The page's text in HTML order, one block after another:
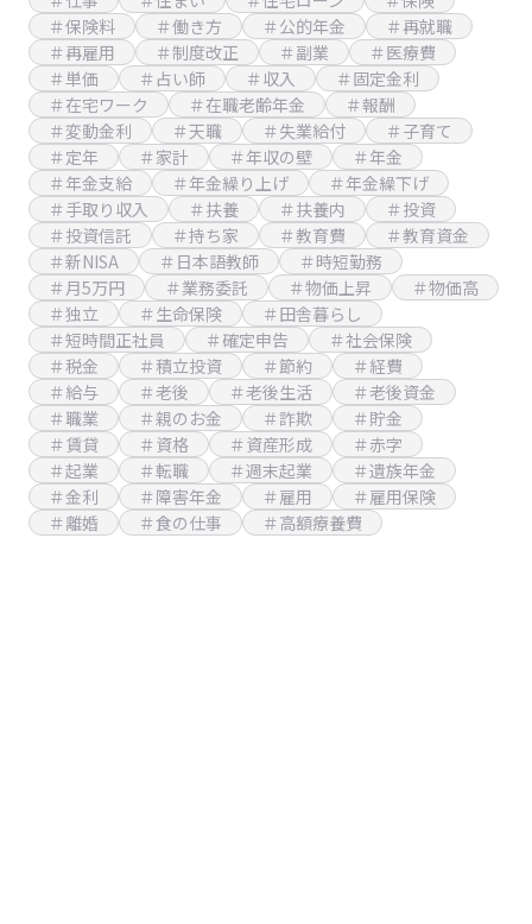
＃保険料
＃働き方 ＃公的年金
＃再就職
＃再雇用
＃制度改正 ＃副業
＃医療費
＃単価
＃占い師 ＃収入
＃固定金利
＃在宅ワーク
＃在職老齢年金
＃報酬
＃変動金利
＃天職 ＃失業給付
＃子育て
＃定年
＃家計 ＃年収の壁
＃年金
＃年金支給
＃年金繰り上げ
＃年金繰下げ
＃手取り収入
＃扶養 ＃扶養内
＃投資
＃投資信託
＃持ち家 ＃教育費
＃教育資金
＃新NISA
＃日本語教師
＃時短勤務
＃月5万円
＃業務委託 ＃物価上昇
＃物価高
＃独立
＃生命保険
＃田舎暮らし
＃短時間正社員
＃確定申告
＃社会保険
＃税金
＃積立投資 ＃節約
＃経費
＃給与
＃老後 ＃老後生活
＃老後資金
＃職業
＃親のお金 ＃詐欺
＃貯金
＃賃貸
＃資格 ＃資産形成
＃赤字
＃起業
＃転職 ＃週末起業
＃遺族年金
＃金利
＃障害年金 ＃雇用
＃雇用保険
＃離婚
＃食の仕事 ＃高額療養費